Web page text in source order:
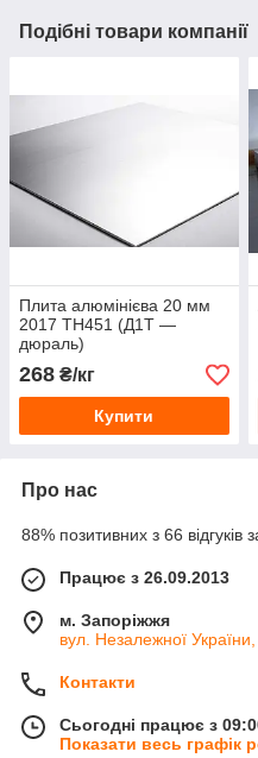
Подібні товари компанії
Плита алюмінієва 20 мм
2017 ТН451 (Д1Т —
дюраль)
268 ₴/кг
Купити
Про нас
88% позитивних з 66 відгуків
Працює з 26.09.2013
м. Запоріжжя
вул. Незалежної
Контакти
Сьогодні працює з
Показати весь графік